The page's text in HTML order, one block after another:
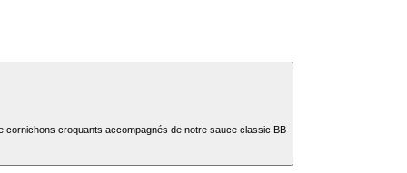
cornichons croquants accompagnés de notre sauce classic BB